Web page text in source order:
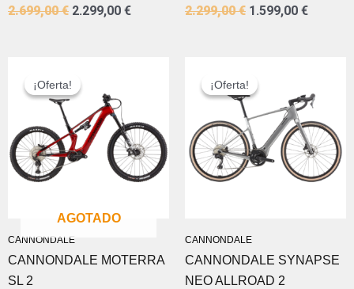
2.699,00€ 2.299,00 € 2.299,00€ 1.599,00 €
¡Oferta!
AGOTADO
CANNONDALE
¡Oferta!
CANNONDALE MOTERRA
SL 2
ORIGINAL
ERA:
6.999,00 €.4.399,00 €.
¡Oferta!
CANNONDALE
¡Oferta!
CANNONDALE SYNAPSE
NEO ALLROAD 2
ORIGINAL
ERA:
5.899,00 €.
ES: